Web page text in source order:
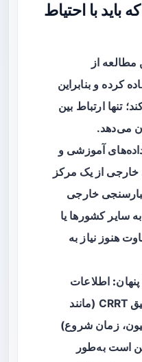
باید با احتیاط
مطالعه از
کرده و بنابراین
تنها ارتباط بین
می‌دهد.
آموزشی و
خارجی از یک مرکز
خارجی
سایر کشورها یا
هنوز نیاز به
اطلاعات
مهمی مانند تنظیمات دقیق CRRT (مانند
زمان شروع)
است به‌طور